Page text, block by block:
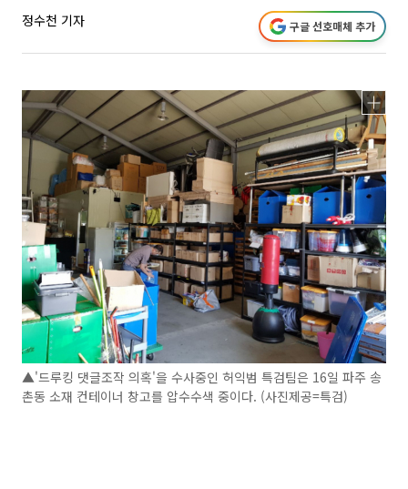
정수천 기자 구글 선호매체 추가
▲'드루킹 댓글조작 의혹'을 수사중인 허익범 특검팀은 16일 파주 송
촌동 소재 컨테이너 창고를 압수수색 중이다. (사진제공=특검)